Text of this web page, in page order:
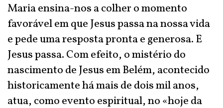
Maria ensina-nos a colher o momento
favorável em que Jesus passa na nossa vida
e pede uma resposta pronta e generosa. E
Jesus passa. Com efeito, o mistério do
nascimento de Jesus em Belém, acontecido
historicamente há mais de dois mil anos,
atua, como evento espiritual, no «hoje da